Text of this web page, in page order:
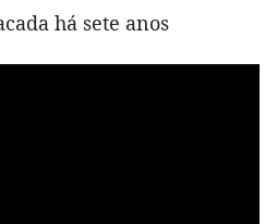
há sete anos